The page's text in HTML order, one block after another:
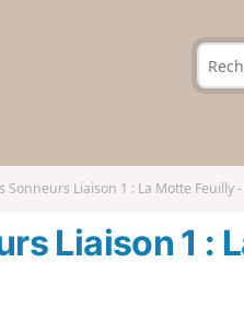
Liaison 1 : La Motte Feuilly -
Liaison 1 :